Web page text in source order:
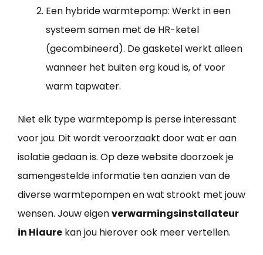
Een hybride warmtepomp: Werkt in een
systeem samen met de HR-ketel
(gecombineerd). De gasketel werkt alleen
wanneer het buiten erg koud is, of voor
warm tapwater.
Niet elk type warmtepomp is perse interessant
voor jou. Dit wordt veroorzaakt door wat er aan
isolatie gedaan is. Op deze website doorzoek je
samengestelde informatie ten aanzien van de
diverse warmtepompen en wat strookt met jouw
wensen. Jouw eigenverwarmingsinstallateur
in Hiaure kan jou hierover ook meer vertellen.